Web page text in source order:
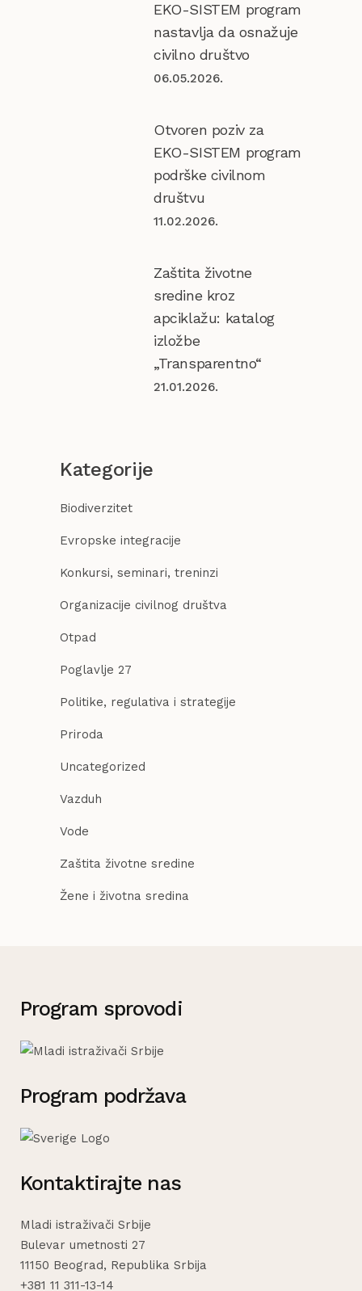
EKO-SISTEM program
nastavlja da osnažuje
civilno društvo
06.05.2026.
Otvoren poziv za
EKO-SISTEM program
podrške civilnom
društvu
11.02.2026.
Zaštita životne
sredine kroz
apciklažu: katalog
izložbe
„Transparentno“
21.01.2026.
Kategorije
Biodiverzitet
Evropske integracije
Konkursi, seminari, treninzi
Organizacije civilnog društva
Otpad
Poglavlje 27
Politike, regulativa i strategije
Priroda
Uncategorized
Vazduh
Vode
Zaštita životne sredine
Žene i životna sredina
Program sprovodi
Program podržava
Kontaktirajte nas
Mladi istraživači Srbije
Bulevar umetnosti 27
11150 Beograd, Republika Srbija
+381 11 311-13-14